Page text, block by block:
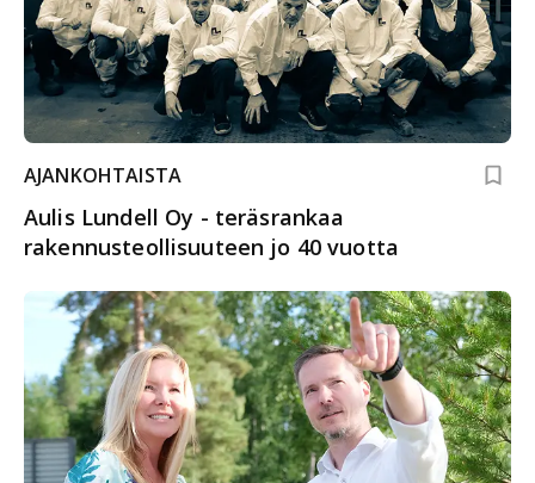
AJANKOHTAISTA
Aulis Lundell Oy - teräsrankaa
rakennusteollisuuteen jo 40 vuotta